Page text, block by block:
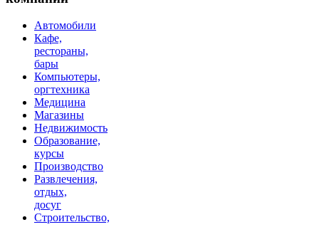
Автомобили
Кафе,
рестораны,
бары
Компьютеры,
оргтехника
Медицина
Магазины
Недвижимость
Образование,
курсы
Производство
Развлечения,
отдых,
досуг
Строительство,